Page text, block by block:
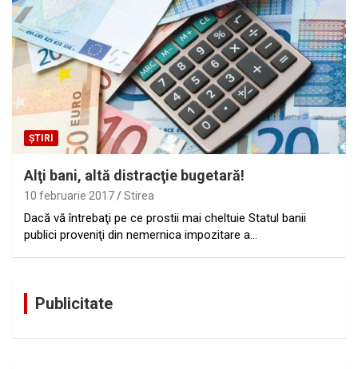
ȘTIRI
Alţi bani, altă distracţie bugetară!
10 februarie 2017 Stirea
Dacă vă întrebaţi pe ce prostii mai cheltuie Statul banii
publici proveniţi din nemernica impozitare a…
Publicitate